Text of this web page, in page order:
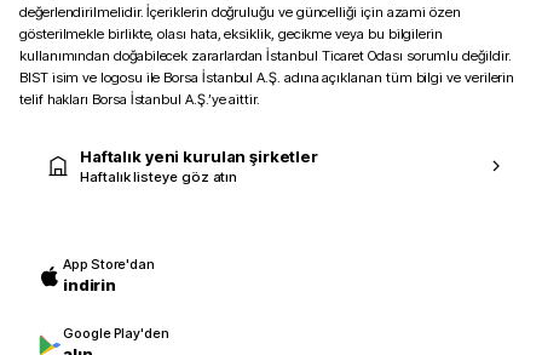
değerlendirilmelidir. İçeriklerin doğruluğu ve güncelliği için azami özen
gösterilmekle birlikte, olası hata, eksiklik, gecikme veya bu bilgilerin
kullanımından doğabilecek zararlardan İstanbul Ticaret Odası sorumlu değildir.
BIST isim ve logosu ile Borsa İstanbul A.Ş. adına açıklanan tüm bilgi ve verilerin
telif hakları Borsa İstanbul A.Ş.’ye aittir.
Haftalık yeni kurulan şirketler
Haftalık listeye göz atın
App Store'dan
indirin
Google Play'den